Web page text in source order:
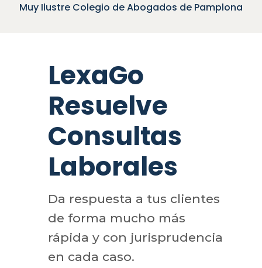
Muy Ilustre Colegio de Abogados de Pamplona
LexaGo
Resuelve
Consultas
Laborales
Da respuesta a tus clientes
de forma mucho más
rápida y con jurisprudencia
en cada caso.